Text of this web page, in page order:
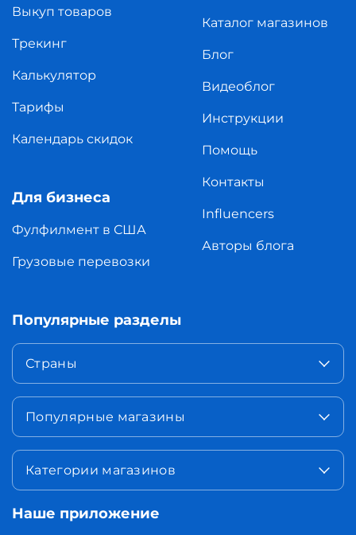
Выкуп товаров
Трекинг
Калькулятор
Тарифы
Календарь скидок
Для бизнеса
Фулфилмент в США
Грузовые перевозки
Каталог магазинов
Блог
Видеоблог
Инструкции
Помощь
Контакты
Influencers
Авторы блога
Популярные разделы
Страны
Популярные магазины
Категории магазинов
Наше приложение